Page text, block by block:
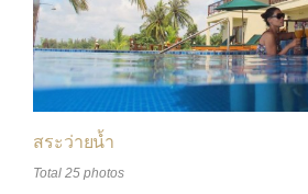
สระว่ายน้ำ
Total 25 photos